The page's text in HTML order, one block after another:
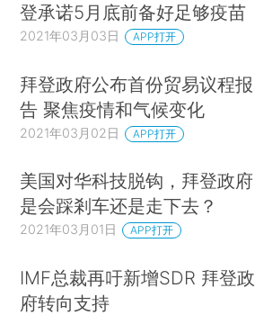
登承诺5月底前备好足够疫苗
2021年03月03日 APP打开
拜登政府公布首份贸易议程报
告 聚焦疫情和气候变化
2021年03月02日 APP打开
美国对华科技脱钩，拜登政府
是会踩剎车还是走下去？
2021年03月01日 APP打开
IMF总裁再吁新增SDR 拜登政
府转向支持